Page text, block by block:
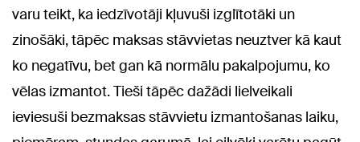
varu teikt, ka iedzīvotāji kļuvuši izglītotāki un
zinošāki, tāpēc maksas stāvvietas neuztver kā kaut
ko negatīvu, bet gan kā normālu pakalpojumu, ko
vēlas izmantot. Tieši tāpēc dažādi lielveikali
ieviesuši bezmaksas stāvvietu izmantošanas laiku,